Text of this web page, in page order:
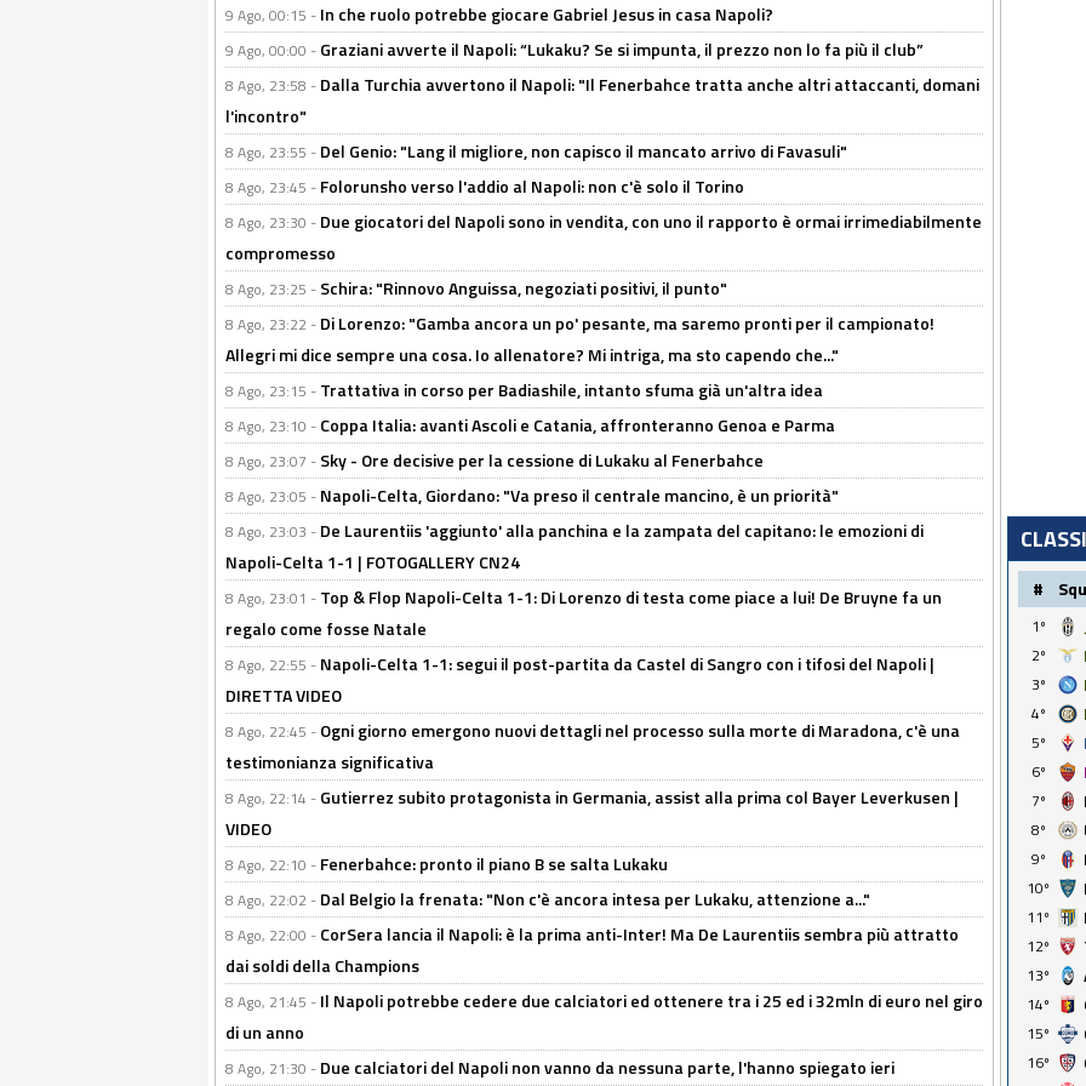
9 Ago, 00:15 - In che ruolo potrebbe giocare Gabriel Jesus in casa Napoli?
9 Ago, 00:00 - Graziani avverte il Napoli: “Lukaku? Se si impunta, il prezzo non lo fa più il club”
8 Ago, 23:58 - Dalla Turchia avvertono il Napoli: "Il Fenerbahce tratta anche altri attaccanti, domani
l'incontro"
8 Ago, 23:55 - Del Genio: "Lang il migliore, non capisco il mancato arrivo di Favasuli"
8 Ago, 23:45 - Folorunsho verso l'addio al Napoli: non c'è solo il Torino
8 Ago, 23:30 - Due giocatori del Napoli sono in vendita, con uno il rapporto è ormai irrimediabilmente
compromesso
8 Ago, 23:25 - Schira: "Rinnovo Anguissa, negoziati positivi, il punto"
8 Ago, 23:22 - Di Lorenzo: "Gamba ancora un po' pesante, ma saremo pronti per il campionato!
Allegri mi dice sempre una cosa. Io allenatore? Mi intriga, ma sto capendo che..."
8 Ago, 23:15 - Trattativa in corso per Badiashile, intanto sfuma già un'altra idea
8 Ago, 23:10 - Coppa Italia: avanti Ascoli e Catania, affronteranno Genoa e Parma
8 Ago, 23:07 - Sky - Ore decisive per la cessione di Lukaku al Fenerbahce
8 Ago, 23:05 - Napoli-Celta, Giordano: "Va preso il centrale mancino, è un priorità"
8 Ago, 23:03 - De Laurentiis 'aggiunto' alla panchina e la zampata del capitano: le emozioni di
Napoli-Celta 1-1 | FOTOGALLERY CN24
8 Ago, 23:01 - Top & Flop Napoli-Celta 1-1: Di Lorenzo di testa come piace a lui! De Bruyne fa un
regalo come fosse Natale
8 Ago, 22:55 - Napoli-Celta 1-1: segui il post-partita da Castel di Sangro con i tifosi del Napoli |
DIRETTA VIDEO
8 Ago, 22:45 - Ogni giorno emergono nuovi dettagli nel processo sulla morte di Maradona, c'è una
testimonianza significativa
8 Ago, 22:14 - Gutierrez subito protagonista in Germania, assist alla prima col Bayer Leverkusen |
VIDEO
8 Ago, 22:10 - Fenerbahce: pronto il piano B se salta Lukaku
8 Ago, 22:02 - Dal Belgio la frenata: "Non c'è ancora intesa per Lukaku, attenzione a..."
8 Ago, 22:00 - CorSera lancia il Napoli: è la prima anti-Inter! Ma De Laurentiis sembra più attratto
dai soldi della Champions
8 Ago, 21:45 - Il Napoli potrebbe cedere due calciatori ed ottenere tra i 25 ed i 32mln di euro nel giro
di un anno
8 Ago, 21:30 - Due calciatori del Napoli non vanno da nessuna parte, l'hanno spiegato ieri
#
1º
2º
3º
4º
5º
6º
7º
8º
9º
10º
11º
12º
13º
14º
15º
16º